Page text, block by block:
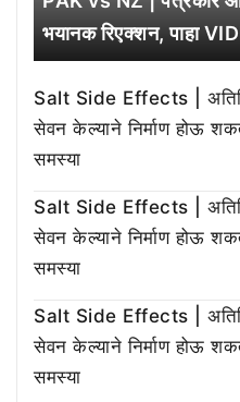
भयानक रिएक्शन, पाहा
Salt Side Effects |
सेवन केल्याने निर्माण होऊ
समस्या
Salt Side Effects |
सेवन केल्याने निर्माण होऊ
समस्या
Salt Side Effects |
सेवन केल्याने निर्माण होऊ
समस्या